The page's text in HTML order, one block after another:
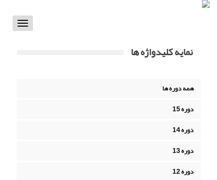
Toggle
نمایه کلیدواژه ها
همه دوره ها
دوره 15
دوره 14
دوره 13
دوره 12